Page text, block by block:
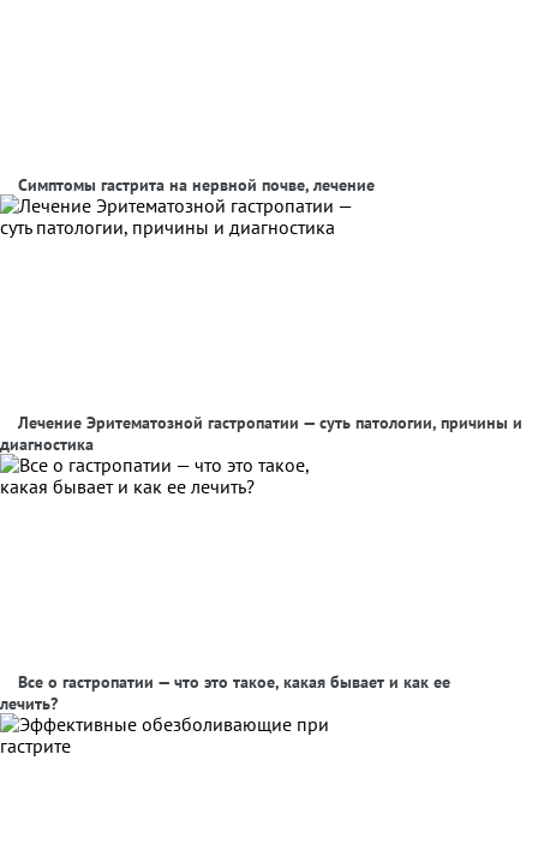
Симптомы гастрита на нервной почве, лечение
Лечение Эритематозной гастропатии — суть патологии, причины и
диагностика
Все о гастропатии — что это такое, какая бывает и как ее
лечить?